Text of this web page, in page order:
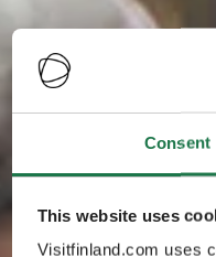
Consent
This website uses
Visitfinland.com uses